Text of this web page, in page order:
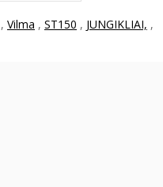
, Vilma , ST150 , JUNGIKLIAI, ,